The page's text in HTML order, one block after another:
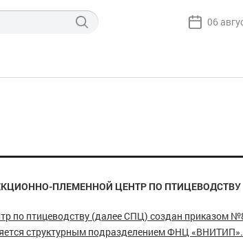
06
ПЛЕМЕННОЙ ЦЕНТР ПО ПТИЦЕВОДСТВУ
по птицеводству (далее СПЦ) создан приказом
структурным подразделением ФНЦ «ВНИТИП».